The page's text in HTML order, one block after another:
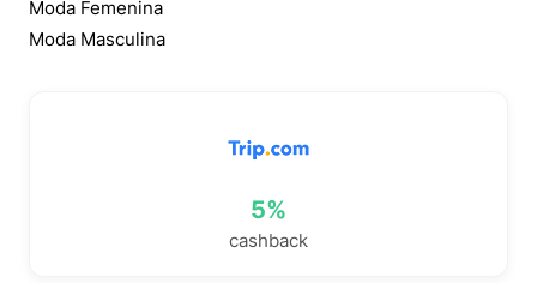
Moda Femenina
Moda Masculina
5%
cashback